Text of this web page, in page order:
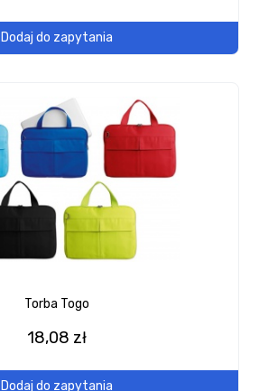
Dodaj do zapytania
Torba Togo
18,08 zł
Dodaj do zapytania